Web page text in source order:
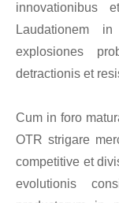
innovationibus
Laudationem
explosiones
detractionis et
Cum in foro
OTR strigare
competitive et
evolutionis